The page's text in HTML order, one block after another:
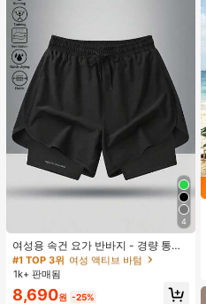
4
여성용 속건 요가 반바지 - 경량 통기
성 트레이닝 스포츠 반바지, 여성용 스
트레치 피트니스 팬츠 블랙 여름
높은 재방문 고객
#1 TOP 3위 여성 액티브 바텀
높은 재방문 고객
#1 TOP 3위 여성 액티브 바텀
높은 재방문 고객
#1 TOP 3위
여성 액티브 바텀
1k+ 판매됨
8,690원 -25%